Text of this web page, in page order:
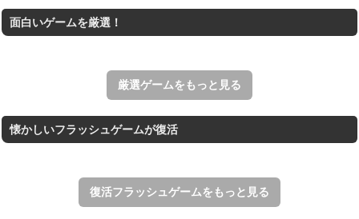
リアルな麻雀牌を使う18種類の上海ゲーム。
すべての矢印を画面外へ導くパズルゲーム。
面白いゲームを厳選！
厳選ゲームをもっと見る
懐かしいフラッシュゲームが復活
復活フラッシュゲームをもっと見る